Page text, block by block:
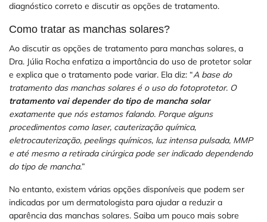
diagnóstico correto e discutir as opções de tratamento.
Como tratar as manchas solares?
Ao discutir as opções de tratamento para manchas solares, a
Dra. Júlia Rocha enfatiza a importância do uso de protetor solar
e explica que o tratamento pode variar. Ela diz: “A base do
tratamento das manchas solares é o uso do fotoprotetor. O
tratamento vai depender do tipo de mancha solar
exatamente que nós estamos falando. Porque alguns
procedimentos como laser, cauterização química,
eletrocauterização, peelings químicos, luz intensa pulsada, MMP
e até mesmo a retirada cirúrgica pode ser indicado dependendo
do tipo de mancha.”
No entanto, existem várias opções disponíveis que podem ser
indicadas por um dermatologista para ajudar a reduzir a
aparência das manchas solares. Saiba um pouco mais sobre